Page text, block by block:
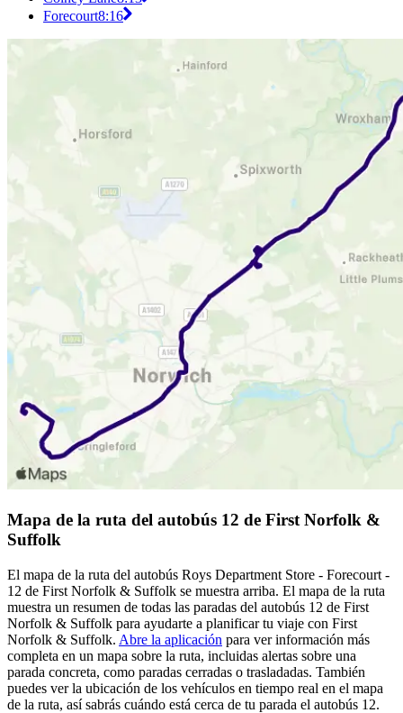
Forecourt8:16
Mapa de la ruta del autobús 12 de First Norfolk &
Suffolk
El mapa de la ruta del autobús Roys Department Store - Forecourt -
12 de First Norfolk & Suffolk se muestra arriba. El mapa de la ruta
muestra un resumen de todas las paradas del autobús 12 de First
Norfolk & Suffolk para ayudarte a planificar tu viaje con First
Norfolk & Suffolk. Abre la aplicación para ver información más
completa en un mapa sobre la ruta, incluidas alertas sobre una
parada concreta, como paradas cerradas o trasladadas. También
puedes ver la ubicación de los vehículos en tiempo real en el mapa
de la ruta, así sabrás cuándo está cerca de tu parada el autobús 12.